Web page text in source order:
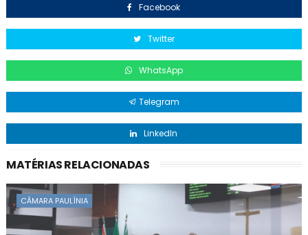
Facebook
Twitter
WhatsApp
Telegram
LinkedIn
MATÉRIAS RELACIONADAS
CÂMARA PAULÍNIA